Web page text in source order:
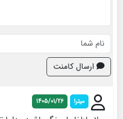
ارسال کامنت
میترا 1405/01/26